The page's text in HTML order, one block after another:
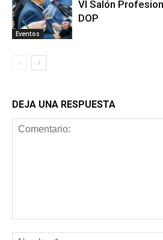
Eventos
VI Salón
DOP
DEJA UNA RESPUESTA